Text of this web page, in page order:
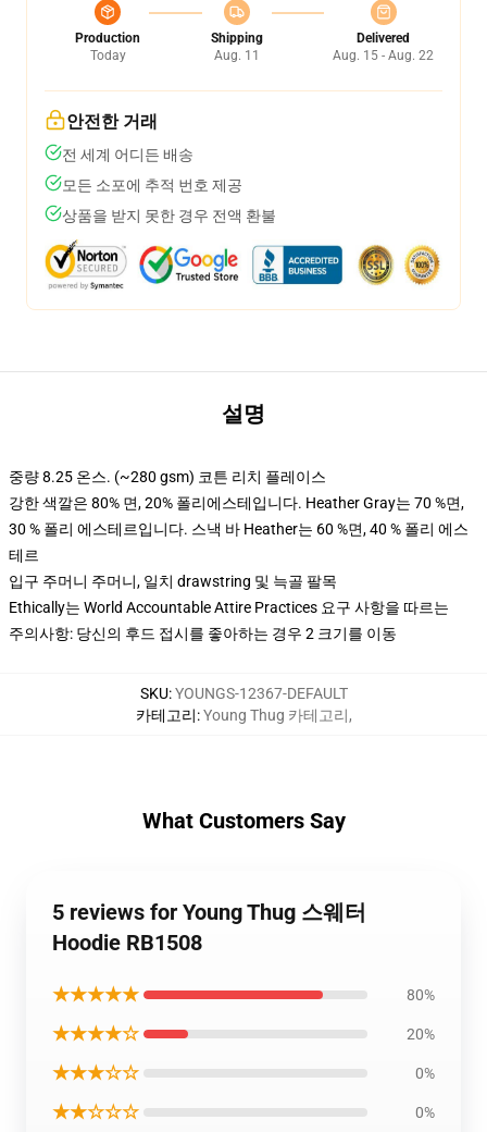
Production
Today
Shipping
Aug. 11
Delivered
Aug. 15 - Aug. 22
안전한 거래
전 세계 어디든 배송
모든 소포에 추적 번호 제공
상품을 받지 못한 경우 전액 환불
설명
중량 8.25 온스. (~280 gsm) 코튼 리치 플레이스
강한 색깔은 80% 면, 20% 폴리에스테입니다. Heather Gray는 70 %면,
30 % 폴리 에스테르입니다. 스낵 바 Heather는 60 %면, 40 % 폴리 에스
테르
입구 주머니 주머니, 일치 drawstring 및 늑골 팔목
Ethically는 World Accountable Attire Practices 요구 사항을 따르는
주의사항: 당신의 후드 접시를 좋아하는 경우 2 크기를 이동
SKU:YOUNGS-12367-DEFAULT
카테고리:Young Thug 카테고리,
What Customers Say
5 reviews for Young Thug 스웨터
Hoodie RB1508
★★★★★ 80%
★★★★☆ 20%
★★★☆☆ 0%
★★☆☆☆ 0%